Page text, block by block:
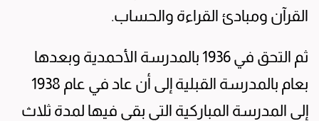
القرآن ومبادئ القراءة والحساب.
ثم التحق في 1936 بالمدرسة الأحمدية وبعدها
بعام بالمدرسة القبلية إلى أن عاد في عام 1938
إلى المدرسة المباركية التي بقي فيها لمدة ثلاث